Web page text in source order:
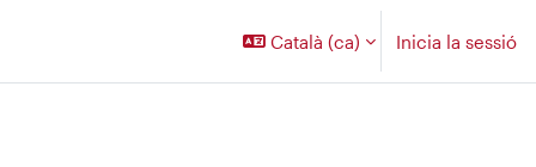
Català ‎(ca)‎ Inicia la sessió